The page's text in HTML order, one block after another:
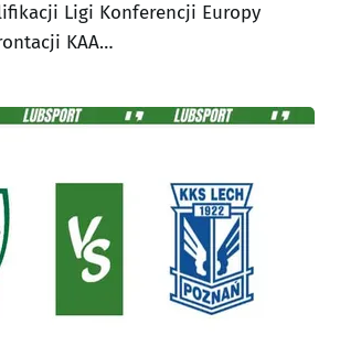
Ligi Konferencji Europy
KAA…